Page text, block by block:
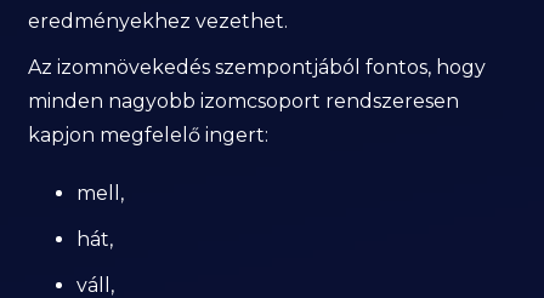
eredményekhez vezethet.
Az izomnövekedés szempontjából fontos, hogy
minden nagyobb izomcsoport rendszeresen
kapjon megfelelő ingert:
mell,
hát,
váll,